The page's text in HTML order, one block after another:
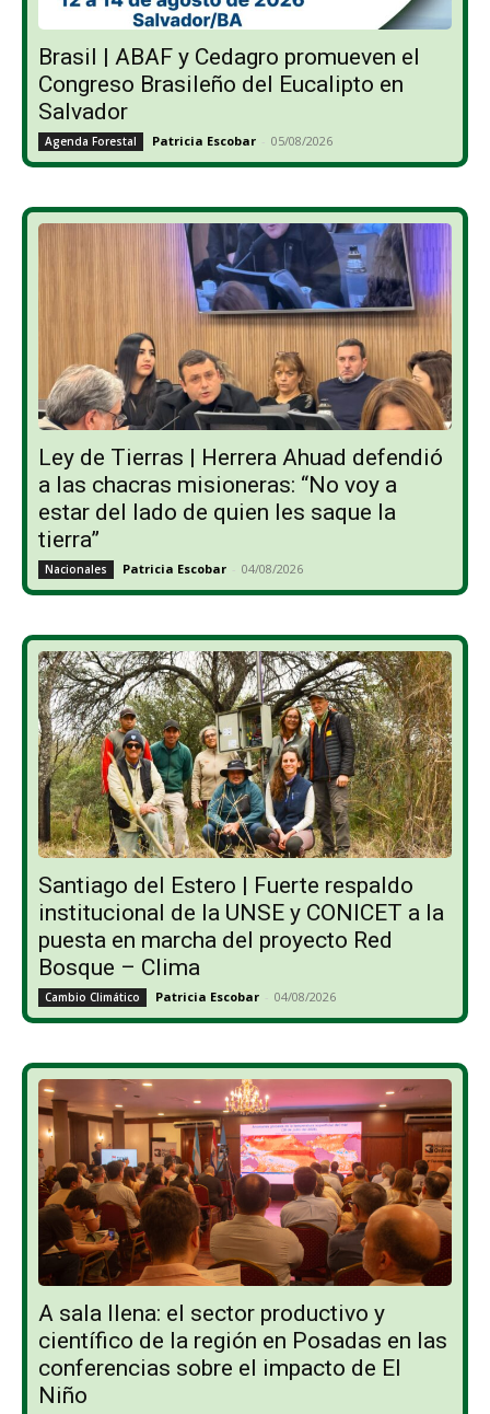
Brasil | ABAF y Cedagro promueven el
Congreso Brasileño del Eucalipto en
Salvador
Agenda Forestal Patricia Escobar - 05/08/2026
Ley de Tierras | Herrera Ahuad defendió
a las chacras misioneras: “No voy a
estar del lado de quien les saque la
tierra”
Nacionales Patricia Escobar - 04/08/2026
Santiago del Estero | Fuerte respaldo
institucional de la UNSE y CONICET a la
puesta en marcha del proyecto Red
Bosque – Clima
Cambio Climático Patricia Escobar - 04/08/2026
A sala llena: el sector productivo y
científico de la región en Posadas en las
conferencias sobre el impacto de El
Niño